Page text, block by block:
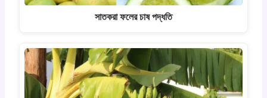
সাতকরা ফলের চাষ পদ্ধতি